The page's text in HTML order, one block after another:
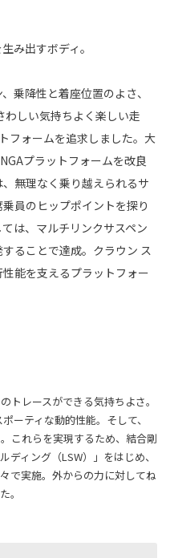
み出すボディ。
乗降性と着座位置のよさ、
わしい気持ちよく楽しい走
フォームを追求しました。大
プラットフォームを改良
無理なく乗り越えられるサ
員のヒップポイントを探り
は、マルチリンクサスペン
ることで達成。クラウン ス
能を支えるプラットフォー
トレースができる気持ちよさ。
ーティな動的性能。そして、
これらを実現するため、結合剛
ィング（LSW）」をはじめ、
で実施。外からの力に対してね
。